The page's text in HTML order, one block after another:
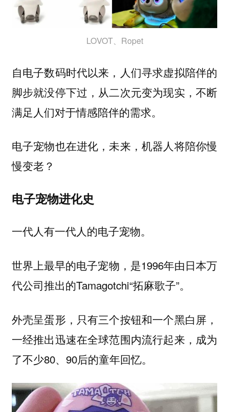
LOVOT、Ropet
自电子数码时代以来，人们寻求虚拟陪伴的
脚步就没停下过，从二次元变为现实，不断
满足人们对于情感陪伴的需求。
电子宠物也在进化，未来，机器人将陪你慢
慢变老？
电子宠物进化史
一代人有一代人的电子宠物。
世界上最早的电子宠物，是1996年由日本万
代公司推出的Tamagotchi“拓麻歌子”。
外壳呈蛋形，只有三个按钮和一个黑白屏，
一经推出迅速在全球范围内流行起来，成为
了不少80、90后的童年回忆。